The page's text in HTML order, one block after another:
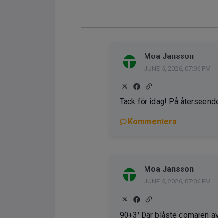
Moa Jansson
JUNE 5, 2026, 07:06 PM
Tack för idag! På
Kommentera
Moa Jansson
JUNE 5, 2026, 07:06 PM
90+3' Där blåste domaren